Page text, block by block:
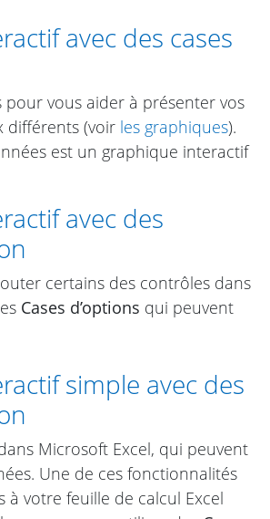
avec des cases
vous aider à présenter vos
différents (voir les graphiques).
est un graphique interactif
avec des
certains des contrôles dans
Cases d’options qui peuvent
simple avec des
Microsoft Excel, qui peuvent
Une de ces fonctionnalités
votre feuille de calcul Excel